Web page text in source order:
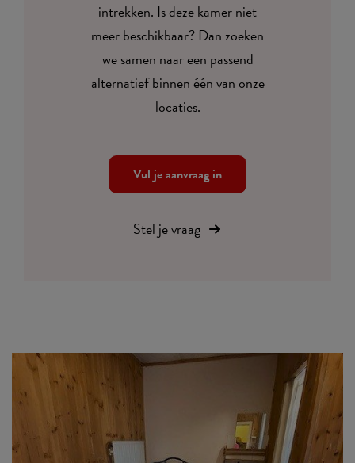
intrekken. Is deze kamer niet
meer beschikbaar? Dan zoeken
we samen naar een passend
alternatief binnen één van onze
locaties.
Vul je aanvraag in
Stel je vraag